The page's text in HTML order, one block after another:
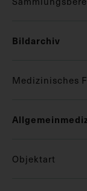
Bildarchiv
Medizinisches
Objektart